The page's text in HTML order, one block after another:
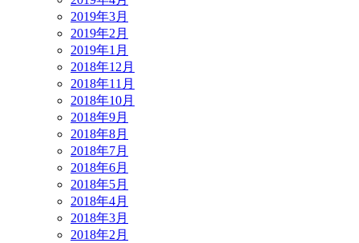
2019年3月
2019年2月
2019年1月
2018年12月
2018年11月
2018年10月
2018年9月
2018年8月
2018年7月
2018年6月
2018年5月
2018年4月
2018年3月
2018年2月